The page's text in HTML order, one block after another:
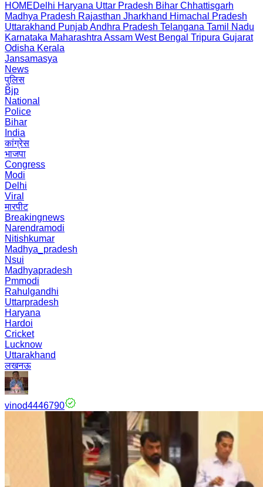
HOMEDelhi Haryana Uttar Pradesh Bihar Chhattisgarh
Madhya Pradesh Rajasthan Jharkhand Himachal Pradesh
Uttarakhand PunjabAndhra Pradesh Telangana Tamil Nadu
Karnataka Maharashtra Assam West Bengal Tripura Gujarat
Odisha Kerala
Jansamasya
News
पुलिस
Bjp
National
Police
Bihar
India
कांग्रेस
भाजपा
Congress
Modi
Delhi
Viral
मारपीट
Breakingnews
Narendramodi
Nitishkumar
Madhya_pradesh
Nsui
Madhyapradesh
Pmmodi
Rahulgandhi
Uttarpradesh
Haryana
Hardoi
Cricket
Lucknow
Uttarakhand
लखनऊ
vinod4446790